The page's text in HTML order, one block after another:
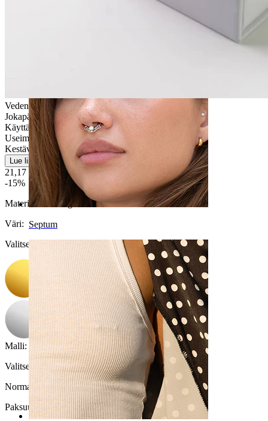
Septum
Vedenkestävä
Jokapäiväiseen käyttöön
Käyttäjäystävällinen
Useimmille ihotyypeille
Kestävä
Lue lisää
21,17 €24,90 €
-15%
Materiaali:Kirurginteräs
Väri:
Valitse Väri
Malli:
Valitse Malli
Normaali istuvuusVäljä istuvuus
Paksuus:
1 mm